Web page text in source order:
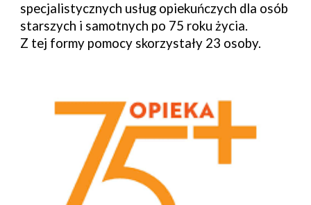
specjalistycznych usług opiekuńczych dla osób
starszych i samotnych po 75 roku życia.
Z tej formy pomocy skorzystały 23 osoby.